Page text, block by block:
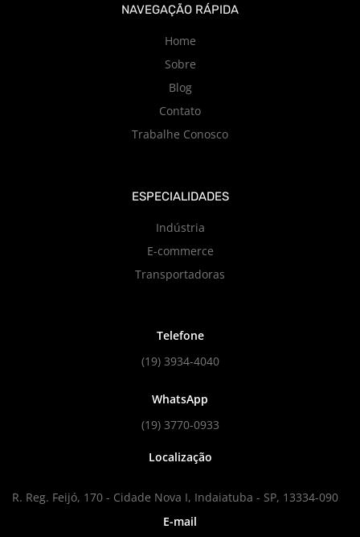
NAVEGAÇÃO RÁPIDA
Home
Sobre
Blog
Contato
Trabalhe Conosco
ESPECIALIDADES
Indústria
E-commerce
Transportadoras
Telefone
(19) 3934-4040
WhatsApp
(19) 3770-0933
Localização
R. Reg. Feijó, 170 - Cidade Nova I, Indaiatuba - SP, 13334-090
E-mail